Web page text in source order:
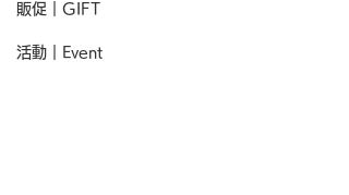
販促｜GIFT
活動｜Event